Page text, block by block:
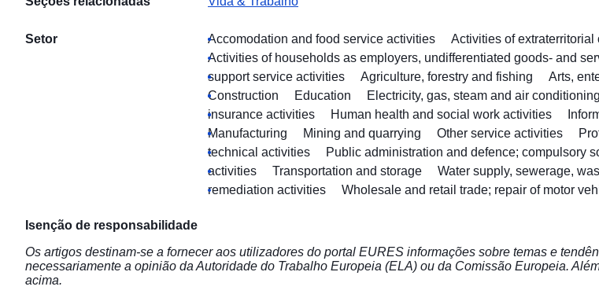
Setor Accomodation and food service activities
Activities of
Activities of households as employers, undifferentiated goods- and
support service activities
Agriculture, forestry and fishing
Arts,
Construction
Education Electricity, gas, steam and air
insurance activities
Human health and social work activities
Manufacturing
Mining and quarrying Other service activities
technical activities
Public administration and defence; compulsory
activities
Transportation and storage
Water supply, sewerage,
remediation activities
Wholesale and retail trade; repair of motor
Isenção de responsabilidade
Os artigos destinam-se a fornecer aos utilizadores do portal EURES informações sobre temas e
necessariamente a opinião da Autoridade do Trabalho Europeia (ELA) ou da Comissão Europeia.
acima.